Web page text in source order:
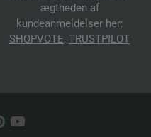
ægtheden af
kundeanmeldelser her:
SHOPVOTE, TRUSTPILOT